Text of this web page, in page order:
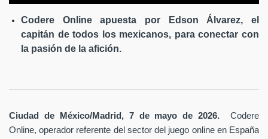
Codere Online apuesta por Edson Álvarez, el
capitán de todos los mexicanos, para conectar con
la pasión de la afición.
Ciudad de México/Madrid, 7 de mayo de 2026. Codere
Online, operador referente del sector del juego online en España